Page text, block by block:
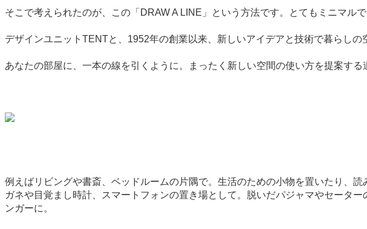
そこで考えられたのが、この「DRAW A LINE」という方法です。とてもミニマル
デザインユニットTENTと、1952年の創業以来、新しいアイデアと技術で暮らし
あなたの部屋に、一本の線を引くように。まったく新しい空間の使い方を提案する
例えばリビングや書斎、ベッドルームの片隅で。生活のための小物を置いたり、
ガネや目覚まし時計、スマートフォンの置き場として。脱いだパジャマやセータ
ンガーに。